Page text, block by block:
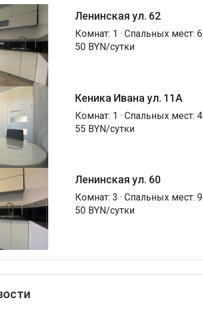
Ленинская ул. 62
Комнат: 1 · Спальных мест: 6
50 BYN/сутки
Кеника Ивана ул. 11А
Комнат: 1 · Спальных мест: 4
55 BYN/сутки
Ленинская ул. 60
Комнат: 3 · Спальных мест: 9
50 BYN/сутки